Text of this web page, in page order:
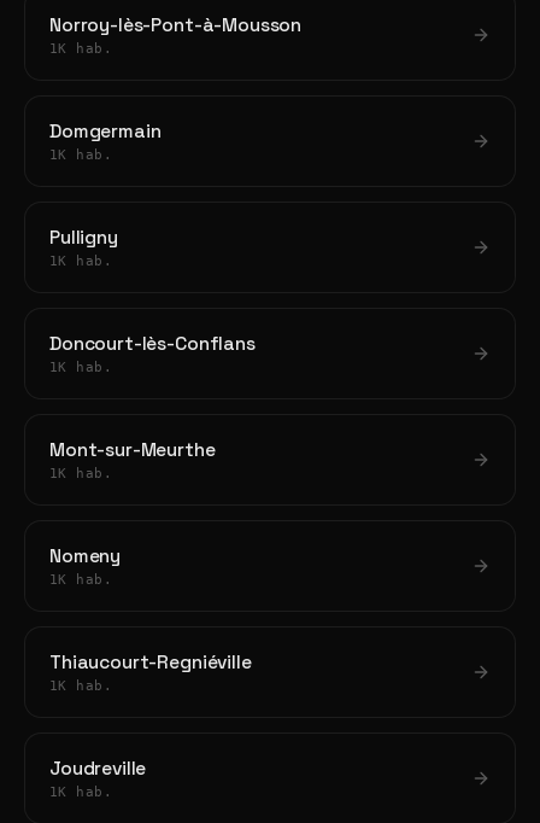
Norroy-lès-Pont-à-Mousson
1K hab.
Domgermain
1K hab.
Pulligny
1K hab.
Doncourt-lès-Conflans
1K hab.
Mont-sur-Meurthe
1K hab.
Nomeny
1K hab.
Thiaucourt-Regniéville
1K hab.
Joudreville
1K hab.